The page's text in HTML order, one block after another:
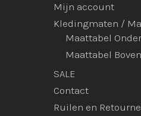
Mijn account
Kledingmaten /
Maattabel
Maattabel
SALE
Contact
Ruilen en